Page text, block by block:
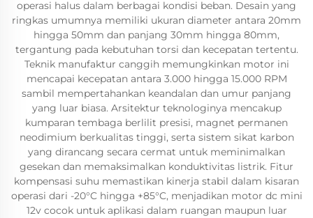
operasi halus dalam berbagai kondisi beban. Desain yang
ringkas umumnya memiliki ukuran diameter antara 20mm
hingga 50mm dan panjang 30mm hingga 80mm,
tergantung pada kebutuhan torsi dan kecepatan tertentu.
Teknik manufaktur canggih memungkinkan motor ini
mencapai kecepatan antara 3.000 hingga 15.000 RPM
sambil mempertahankan keandalan dan umur panjang
yang luar biasa. Arsitektur teknologinya mencakup
kumparan tembaga berlilit presisi, magnet permanen
neodimium berkualitas tinggi, serta sistem sikat karbon
yang dirancang secara cermat untuk meminimalkan
gesekan dan memaksimalkan konduktivitas listrik. Fitur
kompensasi suhu memastikan kinerja stabil dalam kisaran
operasi dari -20°C hingga +85°C, menjadikan motor dc mini
12v cocok untuk aplikasi dalam ruangan maupun luar